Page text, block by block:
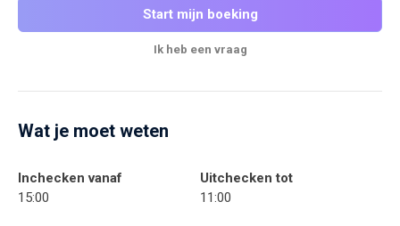
Start mijn boeking
Ik heb een vraag
Wat je moet weten
Inchecken vanaf
15:00
Uitchecken tot
11:00